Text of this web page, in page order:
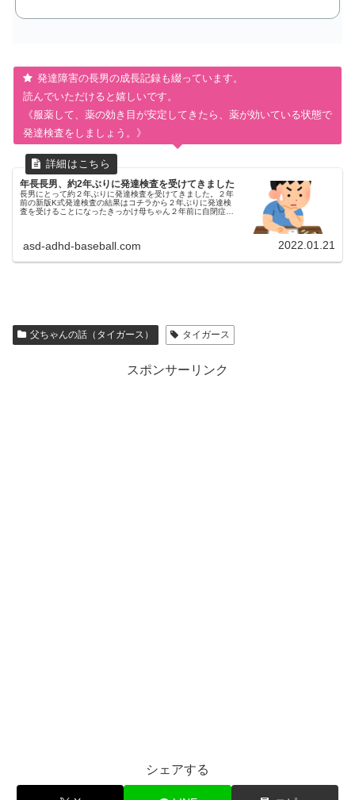
発達障害の長男の成長記録も綴っています。
読んでいただけると嬉しいです。
《服薬して、薬の効き目が安定してきたら、薬が効いている状態で
発達検査をしましょう。》
年長長男、約2年ぶりに発達検査を受けてきました
長男にとって約２年ぶりに発達検査を受けてきました。２年
前の新版K式発達検査の結果はコチラから２年ぶりに発達検
査を受けることになったきっかけ母ちゃん２年前に自閉症ス
asd-adhd-baseball.com 2022.01.21
父ちゃんの話（タイガース） タイガース
スポンサーリンク
シェアする